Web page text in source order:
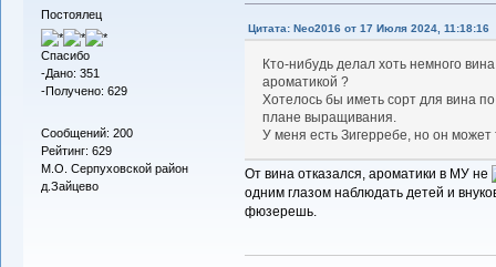
Постоялец
Спасибо
-Дано: 351
-Получено: 629
Сообщений: 200
Рейтинг: 629
М.О. Серпуховской район
д.Зайцево
Цитата: Neo2016 от 17 Июля 2024, 11:18:16
Кто-нибудь делал хоть немного
ароматикой ?
Хотелось бы иметь сорт для вина
плане выращивания.
У меня есть Зигерребе, но он
От вина отказался, ароматики в МУ не
одним глазом наблюдать детей и
фюзерешь.